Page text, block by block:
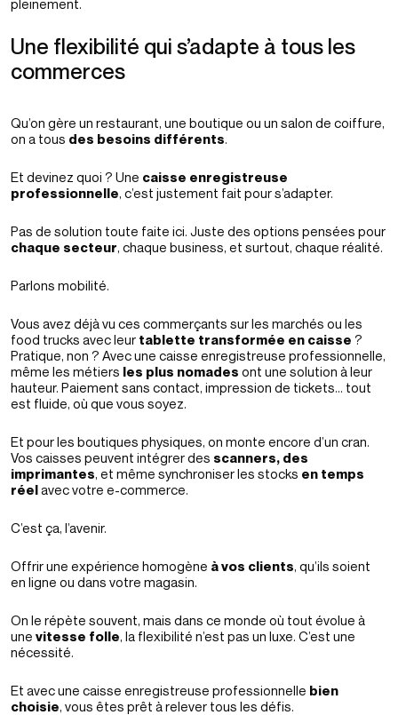
pleinement.
Une flexibilité qui s’adapte à tous les
commerces
Qu’on gère un restaurant, une boutique ou un salon de coiffure,
on a tous des besoins différents.
Et devinez quoi ? Une caisse enregistreuse
professionnelle, c’est justement fait pour s’adapter.
Pas de solution toute faite ici. Juste des options pensées pour
chaque secteur, chaque business, et surtout, chaque réalité.
Parlons mobilité.
Vous avez déjà vu ces commerçants sur les marchés ou les
food trucks avec leur tablette transformée en caisse ?
Pratique, non ? Avec une caisse enregistreuse professionnelle,
même les métiers les plus nomades ont une solution à leur
hauteur. Paiement sans contact, impression de tickets… tout
est fluide, où que vous soyez.
Et pour les boutiques physiques, on monte encore d’un cran.
Vos caisses peuvent intégrer des scanners, des
imprimantes, et même synchroniser les stocks en temps
réelavec votre e-commerce.
C’est ça, l’avenir.
Offrir une expérience homogène à vos clients, qu’ils soient
en ligne ou dans votre magasin.
On le répète souvent, mais dans ce monde où tout évolue à
une vitesse folle, la flexibilité n’est pas un luxe. C’est une
nécessité.
Et avec une caisse enregistreuse professionnelle bien
choisie, vous êtes prêt à relever tous les défis.